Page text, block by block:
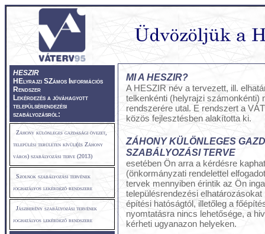
HESZIR
HElyrajzi SZámos nformációs
Rendszer
Lekérdezés a jóváhagyott
települsérendezési
szabályozásról:
Záhony különleges gazdasági övezet,
települési területen kívüli(és Záhony
város) szabályozási terve (2013)
Szolnok szabályozási tervének
joghatályos lekérdező rendszere
Jászberény szabályozási tervének
joghatályos lekérdező rendszere
MI A HESZIR?
A HESZIR név a tervezett, ill.
telkenkénti (helyrajzi számonkénti)
rendszerére utal. E rendszert a
közös fejlesztésben alakította ki.
ZÁHONY KÜLÖNLEGES
SZABÁLYOZÁSI TERVE
esetében Ön arra a kérdésre
(önkormányzati rendelettel
tervek mennyiben érintik az Ön
településrendezési
építési hatóságtól, illetőleg a
nyomtatásra nincs lehetősége, a
kérheti ugyanazon helyeken.